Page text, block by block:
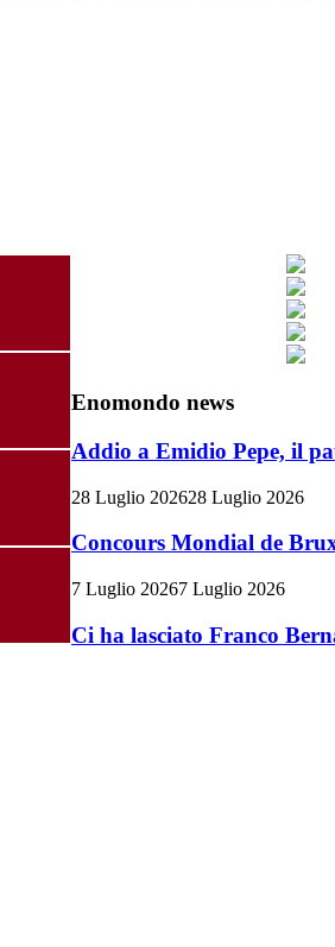
Enomondo news
Addio a Emidio Pepe, il
28 Luglio 202628 Luglio 2026
Concours Mondial de
7 Luglio 20267 Luglio 2026
Ci ha lasciato Franco